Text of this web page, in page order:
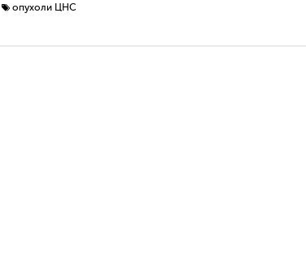
опухоли ЦНС